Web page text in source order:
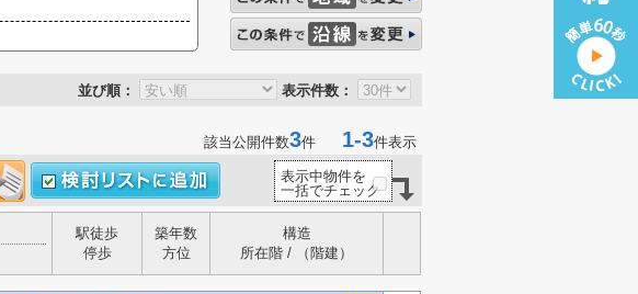
並び順： 表示件数：
該当公開件数3件 1-3件表示
表示中物件を
一括でチェック
駅徒歩
停歩
築年数
方位
構造
所在階 / （階建）